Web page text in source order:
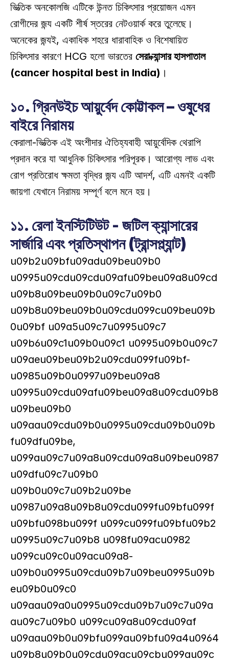
ভিত্তিক অনকোলজি এটিকে উন্নত চিকিৎসার প্রয়োজন এমন
রোগীদের জন্য একটি শীর্ষ স্তরের নেটওয়ার্ক করে তুলেছে।
অনেকের জন্যই, একাধিক শহরে ধারাবাহিক ও বিশেষায়িত
চিকিৎসার কারণে HCG হলো ভারতের সেরা ক্যান্সার হাসপাতাল
(cancer hospital best in India) ।
১০. গ্রিনউইচ আয়ুর্বেদ কোট্টাকল – ওষুধের
বাইরে নিরাময়
কেরালা-ভিত্তিক এই অংশীদার ঐতিহ্যবাহী আয়ুর্বেদিক থেরাপি
প্রদান করে যা আধুনিক চিকিৎসার পরিপূরক। আরোগ্য লাভ এবং
রোগ প্রতিরোধ ক্ষমতা বৃদ্ধির জন্য এটি আদর্শ, এটি এমনই একটি
জায়গা যেখানে নিরাময় সম্পূর্ণ বলে মনে হয়।
১১. রেলা ইনস্টিটিউট - জটিল ক্যান্সারের
সার্জারি এবং প্রতিস্থাপন (ট্রান্সপ্ল্যান্ট)
u09b2u09bfu09adu09beu09b0
u0995u09cdu09cdu09afu09beu09a8u09cd
u09b8u09beu09b0u09c7u09b0
u09b8u09beu09b0u09cdu099cu09beu09b
0u09bf u09a5u09c7u0995u09c7
u09b6u09c1u09b0u09c1 u0995u09b0u09c7
u09aeu09beu09b2u09cdu099fu09bf-
u0985u09b0u0997u09beu09a8
u0995u09cdu09afu09beu09a8u09cdu09b8
u09beu09b0
u09aau09cdu09b0u0995u09cdu09b0u09b
fu09dfu09be,
u099au09c7u09a8u09cdu09a8u09beu0987
u09dfu09c7u09b0
u09b0u09c7u09b2u09be
u0987u09a8u09b8u09cdu099fu09bfu099f
u09bfu098bu099f u099cu099fu09bfu09b2
u0995u09c7u09b8 u098fu09acu0982
u099cu09c0u09acu09a8-
u09b0u0995u09cdu09b7u09beu0995u09b
eu09b0u09c0
u09aau09a0u0995u09cdu09b7u09c7u09a
au09c7u09b0 u099cu09a8u09cdu09af
u09aau09b0u09bfu099au09bfu09a4u0964
u09b8u09b0u09cdu09acu09cbu099au09c